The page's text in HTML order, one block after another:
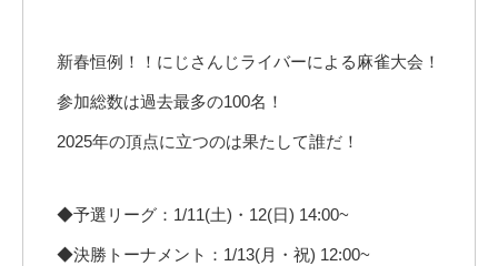
新春恒例！！にじさんじライバーによる麻雀大会！
参加総数は過去最多の100名！
2025年の頂点に立つのは果たして誰だ！
◆予選リーグ：1/11(土)・12(日) 14:00~
◆決勝トーナメント：1/13(月・祝) 12:00~